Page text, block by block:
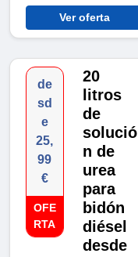
Ver oferta
de
sd
e
25,
99
€
OFE
RTA
20
litros
de
solució
n de
urea
para
bidón
diésel
desde